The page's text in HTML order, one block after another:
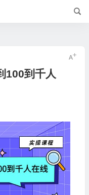
100到千人